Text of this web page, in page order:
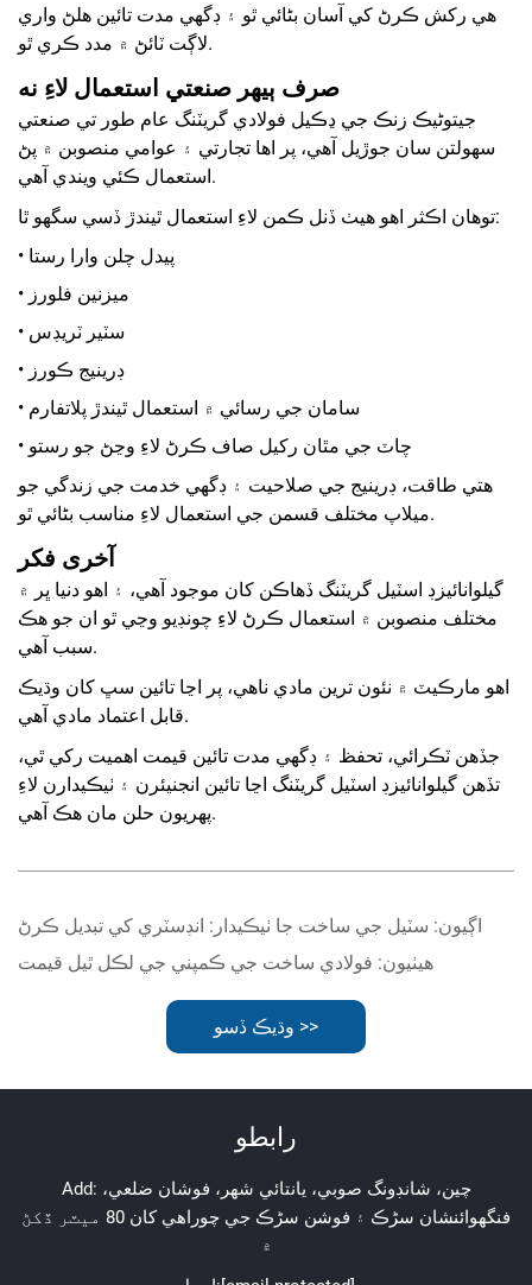
هي رکش ڪرڻ کي آسان بڻائي ٿو ۽ ڊگھي مدت تائين هلڻ واري
لاڳت ٽائڻ ۾ مدد ڪري ٿو.
صرف ٻيهر صنعتي استعمال لاءِ نه
جيتوڻيڪ زنڪ جي ڍڪيل فولادي گريٽنگ عام طور تي صنعتي
سهولتن سان جوڙيل آهي، پر اها تجارتي ۽ عوامي منصوبن ۾ پڻ
استعمال ڪئي ويندي آهي.
توهان اڪثر اهو هيٺ ڏنل ڪمن لاءِ استعمال ٿيندڙ ڏسي سگهو ٿا:
• پيدل چلن وارا رستا
• ميزنين فلورز
• سٽير ٽريڊس
• ڊرينيج ڪورز
• سامان جي رسائي ۾ استعمال ٿيندڙ پلاتفارم
• چاٽ جي مٿان رکيل صاف ڪرڻ لاءِ وڃڻ جو رستو
هتي طاقت، ڊرينيج جي صلاحيت ۽ ڊگھي خدمت جي زندگي جو
ميلاپ مختلف قسمن جي استعمال لاءِ مناسب بڻائي ٿو.
آخری فکر
گيلوانائيزڊ اسٽيل گريٽنگ ڏهاڪن کان موجود آهي، ۽ اهو دنيا ڀر ۾
مختلف منصوبن ۾ استعمال ڪرڻ لاءِ چونڊيو وڃي ٿو ان جو هڪ
سبب آهي.
اهو مارڪيٽ ۾ نئون ترين مادي ناهي، پر اڃا تائين سڀ کان وڌيڪ
قابل اعتماد مادي آهي.
جڏهن ٽڪرائي، تحفظ ۽ ڊگھي مدت تائين قيمت اهميت رکي ٿي،
تڏهن گيلوانائيزڊ اسٽيل گريٽنگ اڃا تائين انجنيئرن ۽ ٺيڪيدارن لاءِ
پهريون حلن مان هڪ آهي.
اڳيون: سٽيل جي ساخت جا ٺيڪيدار: انڊسٽري کي تبديل ڪرڻ
هيٺيون: فولادي ساخت جي ڪمپني جي لڪل ٿيل قيمت
وڌيڪ ڏسو >>
رابطو
Add: چين، شانڊونگ صوبي، يانتائي شهر، فوشان ضلعي،
فنگهوائنشان سڑڪ ۽ فوشن سڑڪ جي چوراھي کان 80 ميٽر ڏکڻ
۾